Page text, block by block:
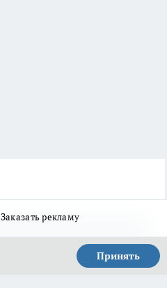
Заказать рекламу
Принять